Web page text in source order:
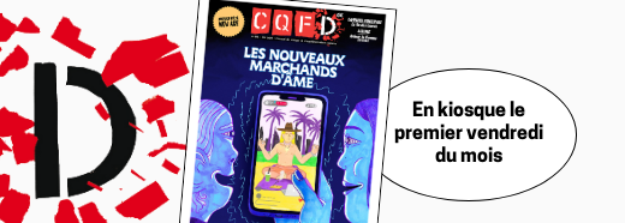
En kiosque le
premier vendredi
du mois